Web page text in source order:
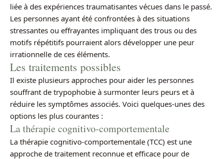
liée à des expériences traumatisantes vécues dans le passé.
Les personnes ayant été confrontées à des situations
stressantes ou effrayantes impliquant des trous ou des
motifs répétitifs pourraient alors développer une peur
irrationnelle de ces éléments.
Les traitements possibles
Il existe plusieurs approches pour aider les personnes
souffrant de trypophobie à surmonter leurs peurs et à
réduire les symptômes associés. Voici quelques-unes des
options les plus courantes :
La thérapie cognitivo-comportementale
La thérapie cognitivo-comportementale (TCC) est une
approche de traitement reconnue et efficace pour de